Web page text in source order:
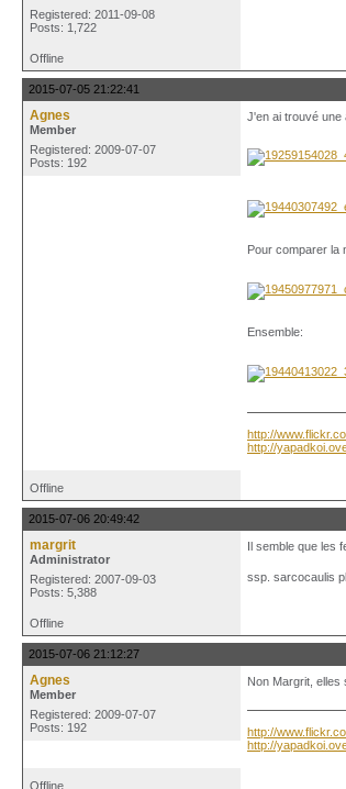
Registered: 2011-09-08
Posts: 1,722
Offline
2015-07-05 21:22:41
Agnes
Member
Registered: 2009-07-07
Posts: 192
J'en ai trouvé une
Pour comparer la
Ensemble:
http://
http://
Offline
2015-07-06 20:49:42
margrit
Administrator
Registered: 2007-09-03
Posts: 5,388
Il semble que les
ssp. sarcocaulis
Offline
2015-07-06 21:12:27
Agnes
Member
Registered: 2009-07-07
Posts: 192
Non Margrit, elles
http://
http://
Offline